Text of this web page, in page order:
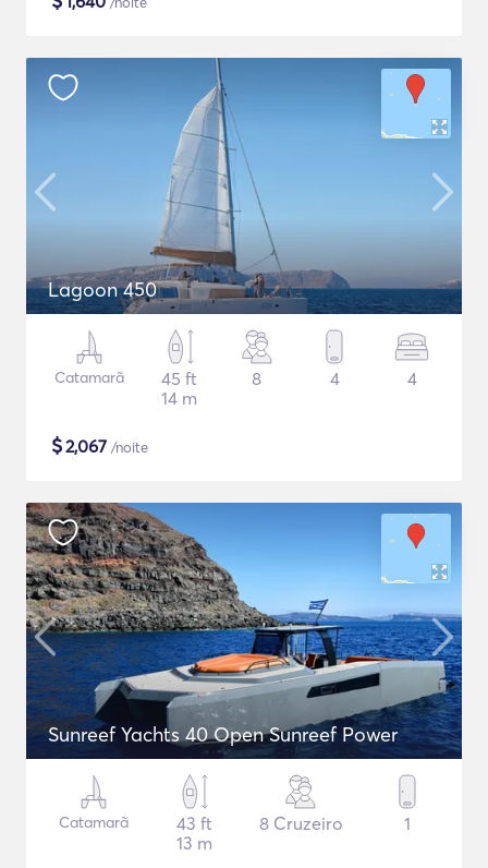
Lagoon 450
Catamarã
45 ft
14 m
8 4 4
$2,067 /noite
Sunreef Yachts 40 Open Sunreef Power
Catamarã
43 ft
13 m
8 Cruzeiro 1